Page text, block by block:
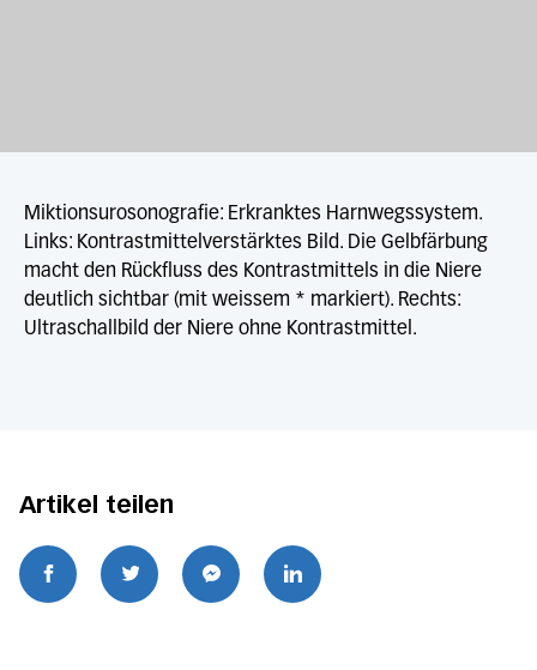
Miktionsurosonografie: Erkranktes Harnwegssystem.
Links: Kontrastmittelverstärktes Bild. Die Gelbfärbung
macht den Rückfluss des Kontrastmittels in die Niere
deutlich sichtbar (mit weissem * markiert). Rechts:
Ultraschallbild der Niere ohne Kontrastmittel.
Artikel teilen